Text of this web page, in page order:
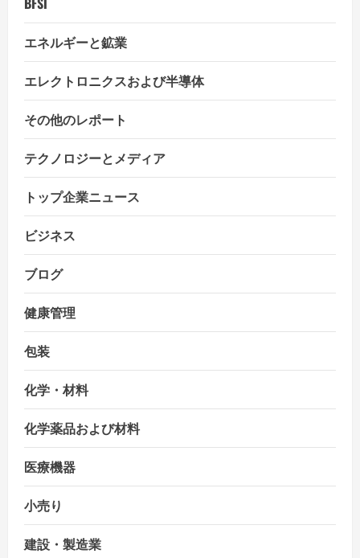
o
n
エネルギーと鉱業
エレクトロニクスおよび半導体
その他のレポート
テクノロジーとメディア
トップ企業ニュース
ビジネス
ブログ
健康管理
包装
化学・材料
化学薬品および材料
医療機器
小売り
建設・製造業